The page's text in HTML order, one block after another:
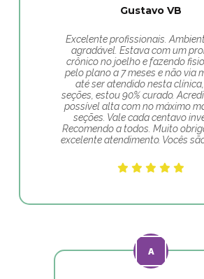
Gustavo VB
Excelente profissionais.
agradável. Estava com um
crônico no joelho e fazendo
pelo plano a 7 meses e não via
até ser atendido nesta
seções, estou 90% curado.
possível alta com no máximo
seções. Vale cada centavo
Recomendo a todos. Muito
excelente atendimento. Vocês